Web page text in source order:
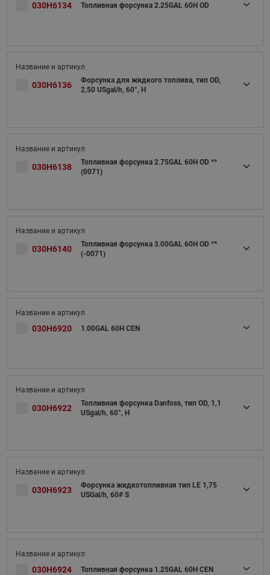
030H6134 Топливная форсунка 2.25GAL 60H OD
030H6136
Форсунка для жидкого топлива, тип OD,
2,50 USgal/h, 60°, H
030H6138
Топливная форсунка 2.75GAL 60H OD **
(0071)
030H6140
Топливная форсунка 3.00GAL 60H OD **
(-0071)
030H6920 1.00GAL 60H CEN
030H6922
Топливная форсунка Danfoss, тип OD, 1,1
USgal/h, 60°, H
030H6923
Форсунка жидкотопливная тип LE 1,75
USGal/h, 60# S
030H6924 Топливная форсунка 1.25GAL 60H CEN